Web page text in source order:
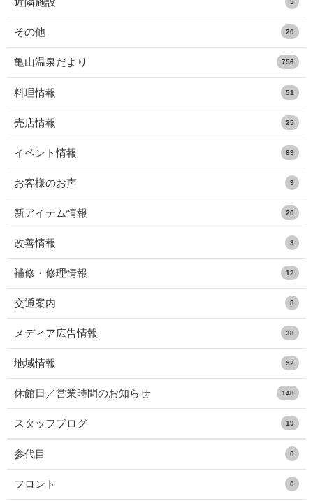
5
その他 20
亀山温泉だより 756
料理情報 51
売店情報 25
イベント情報 89
お客様のお声 9
新アイテム情報 20
改善情報 3
補修・修理情報 12
交通案内 8
メディア広告情報 38
地域情報 52
休館日／営業時間のお知らせ 148
スタッフブログ 19
参代目 0
フロント 6